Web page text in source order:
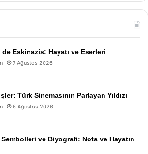
de Eskinazis: Hayatı ve Eserleri
7 Ağustos 2026
Türk Sinemasının Parlayan Yıldızı
6 Ağustos 2026
Sembolleri ve Biyografi: Nota ve Hayatın